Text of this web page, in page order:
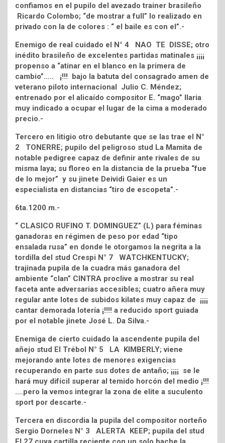
confiamos en el pupilo del avezado trainer brasileño
Ricardo Colombo; “de mostrar a full” lo realizado en
privado con la de colores : “ el baile es con el”.-
Enemigo de real cuidado el N° 4 NAO TE DISSE; otro
inédito brasileño de excelentes partidas matinales ¡¡¡¡
propenso a “atinar en el blanco en la primera de
cambio”….. ¡!!! bajo la batuta del consagrado amen de
veterano piloto internacional Julio C. Méndez;
entrenado por el alicaído compositor E. “mago” Ilaria
muy indicado a ocupar el lugar de la cima a moderado
precio.-
Tercero en litigio otro debutante que se las trae el N°
2 TONERRE; pupilo del peligroso stud La Mamita de
notable pedigree capaz de definir ante rivales de su
misma laya; su floreo en la distancia de la prueba “fue
de lo mejor” y su jinete Deividi Gaier es un
especialista en distancias “tiro de escopeta”.-
6ta.1200 m.-
“ CLASICO RUFINO T. DOMINGUEZ” (L) para féminas
ganadoras en régimen de peso por edad “tipo
ensalada rusa” en donde le otorgamos la negrita a la
tordilla del stud Crespi N° 7 WATCHKENTUCKY;
trajinada pupila de la cuadra más ganadora del
ambiente “clan” CINTRA proclive a mostrar su real
faceta ante adversarias accesibles; cuatro añera muy
regular ante lotes de subidos kilates muy capaz de ¡¡¡¡
cantar demorada lotería ¡!!!! a reducido sport guiada
por el notable jinete José L. Da Silva.-
Enemiga de cierto cuidado la ascendente pupila del
añejo stud El Trébol N° 5 LA KIMBERLY; viene
mejorando ante lotes de menores exigencias
recuperando en parte sus dotes de antaño; ¡¡¡¡ se le
hará muy difícil superar al temido horcón del medio ¡!!!
….pero la vemos integrar la zona de elite a suculento
sport por descarte.-
Tercera en discordia la pupila del compositor norteño
Sergio Dorneles N° 3 ALERTA KEEP; pupila del stud